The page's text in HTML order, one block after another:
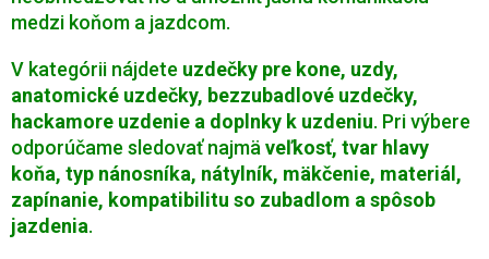
medzi koňom a jazdcom.
V kategórii nájdete uzdečky pre kone, uzdy,
anatomické uzdečky, bezzubadlové uzdečky,
hackamore uzdenie a doplnky k uzdeniu. Pri výbere
odporúčame sledovať najmä veľkosť, tvar hlavy
koňa, typ nánosníka, nátylník, mäkčenie, materiál,
zapínanie, kompatibilitu so zubadlom a spôsob
jazdenia.